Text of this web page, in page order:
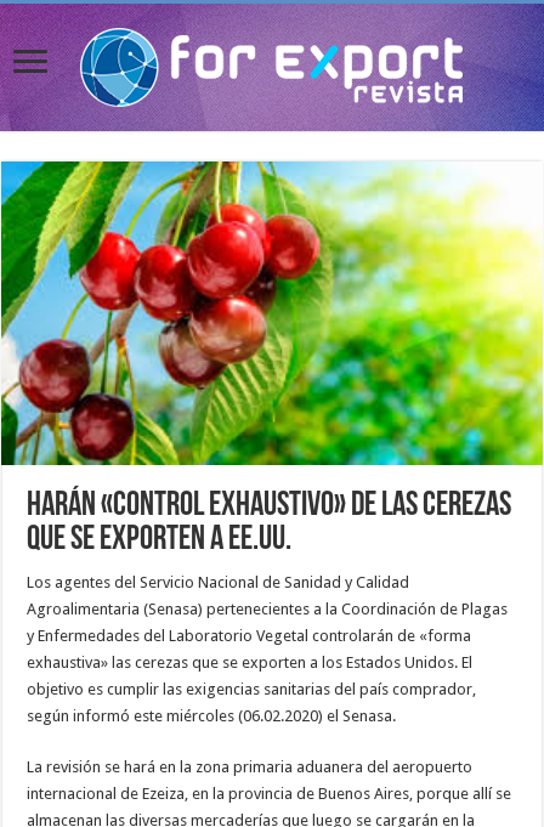
Harán «control exhaustivo» de las cerezas
que se exporten a EE.UU.
Los agentes del Servicio Nacional de Sanidad y Calidad
Agroalimentaria (Senasa) pertenecientes a la Coordinación de Plagas
y Enfermedades del Laboratorio Vegetal controlarán de «forma
exhaustiva» las cerezas que se exporten a los Estados Unidos. El
objetivo es cumplir las exigencias sanitarias del país comprador,
según informó este miércoles (06.02.2020) el Senasa.
La revisión se hará en la zona primaria aduanera del aeropuerto
internacional de Ezeiza, en la provincia de Buenos Aires, porque allí se
almacenan las diversas mercaderías que luego se cargarán en la